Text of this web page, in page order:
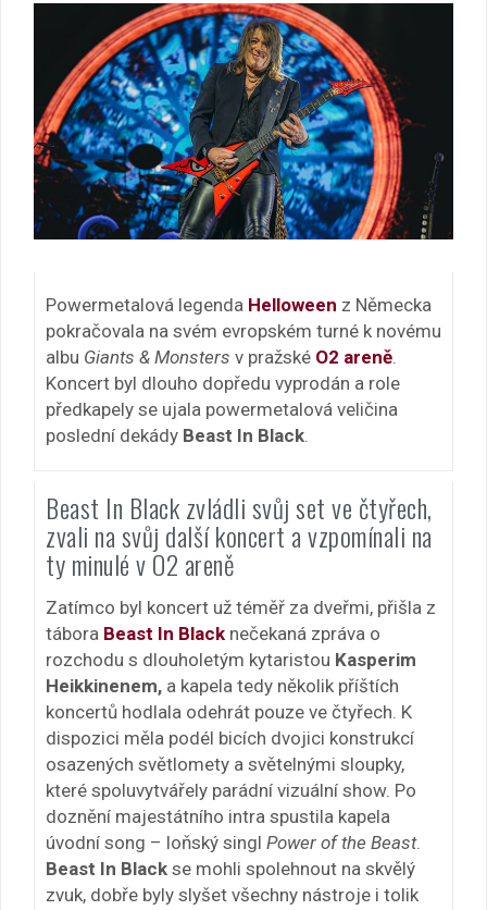
Powermetalová legenda Helloween z Německa
pokračovala na svém evropském turné k novému
albu Giants & Monsters v pražské O2 areně
Koncert byl dlouho dopředu vyprodán a role
předkapely se ujala powermetalová veličina
poslední dekády Beast In Black
Beast In Black zvládli svůj set ve čtyřech,
zvali na svůj další koncert a vzpomínali na
ty minulé v O2 areně
Zatímco byl koncert už téměř za dveřmi, přišla z
tábora Beast In Black nečekaná zpráva o
rozchodu s dlouholetým kytaristou Kasperim
Heikkinenem, a kapela tedy několik příštích
koncertů hodlala odehrát pouze ve čtyřech. K
dispozici měla podél bicích dvojici konstrukcí
osazených světlomety a světelnými sloupky,
které spoluvytvářely parádní vizuální show. Po
doznění majestátního intra spustila kapela
úvodní song – loňský singl Power of the Beast.
Beast In Black se mohli spolehnout na skvělý
zvuk, dobře byly slyšet všechny nástroje i tolik